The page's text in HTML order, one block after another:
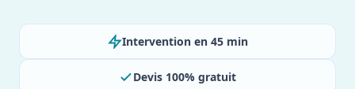
Intervention en 45 min
Devis 100% gratuit